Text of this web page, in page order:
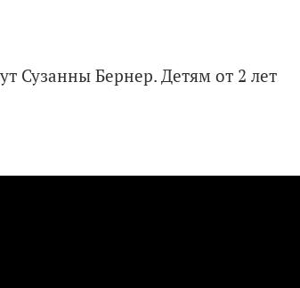
Сузанны Бернер. Детям от 2 лет